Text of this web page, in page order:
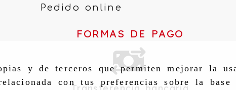
y de terceros que permiten mejorar la
con tus preferencias sobre la
Pedido online
FORMAS DE PAGO